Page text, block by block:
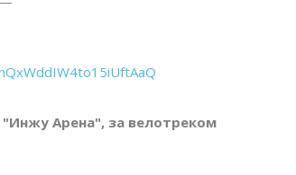
Арена", за велотреком